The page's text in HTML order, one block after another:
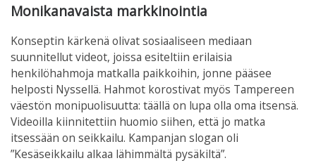
Monikanavaista markkinointia
Konseptin kärkenä olivat sosiaaliseen mediaan
suunnitellut videot, joissa esiteltiin erilaisia
henkilöhahmoja matkalla paikkoihin, jonne pääsee
helposti Nyssellä. Hahmot korostivat myös Tampereen
väestön monipuolisuutta: täällä on lupa olla oma itsensä.
Videoilla kiinnitettiin huomio siihen, että jo matka
itsessään on seikkailu. Kampanjan slogan oli
”Kesäseikkailu alkaa lähimmältä pysäkiltä”.